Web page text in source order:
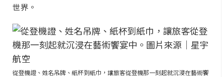
世界。
從登機證、姓名吊牌、紙杯到紙巾，讓旅客從登機那一刻起就沉浸在藝術饗